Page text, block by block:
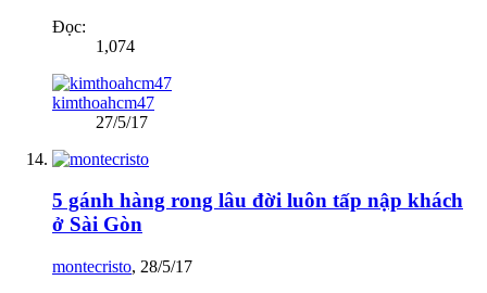
Đọc:
1,074
kimthoahcm47
27/5/17
5 gánh hàng rong lâu đời luôn tấp nập khách
ở Sài Gòn
montecristo, 28/5/17